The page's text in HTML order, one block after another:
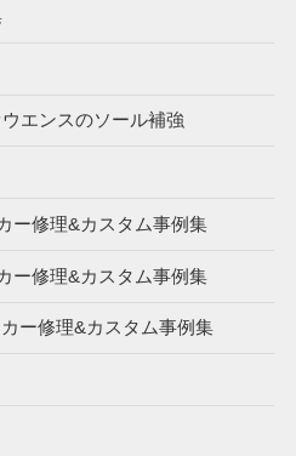
エンスのソール補強
ー修理&カスタム事例集
ー修理&カスタム事例集
ー修理&カスタム事例集